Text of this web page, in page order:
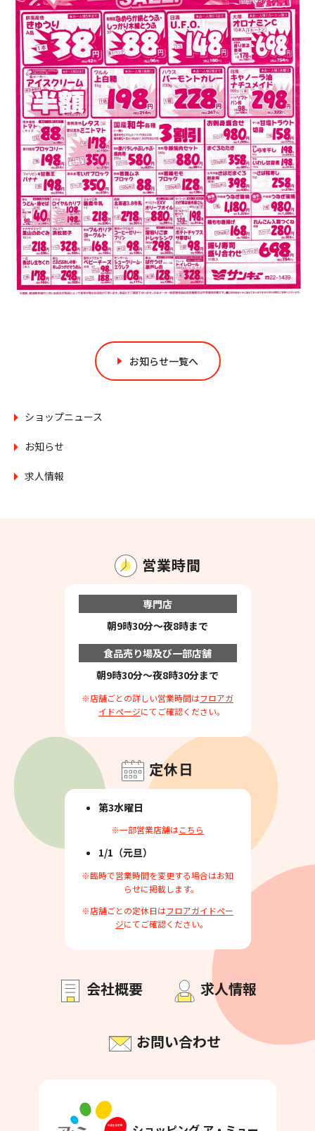
お知らせ一覧へ
ショップニュース
お知らせ
求人情報
営業時間
専門店
朝9時30分～夜8時まで
食品売り場及び一部店舗
朝9時30分～夜8時30分まで
※店舗ごとの詳しい営業時間はフロアガ
イドページにてご確認ください。
定休日
第3水曜日
※一部営業店舗はこちら
1/1（元旦）
※臨時で営業時間を変更する場合はお知
らせに掲載します。
※店舗ごとの定休日はフロアガイドペー
ジにてご確認ください。
会社概要 求人情報
お問い合わせ